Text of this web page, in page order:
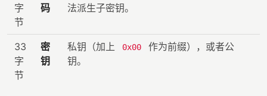
字
节
码
法派生子密钥。
33
字
节
密
钥
私钥（加上 0x00
作为前缀），或者公
钥。